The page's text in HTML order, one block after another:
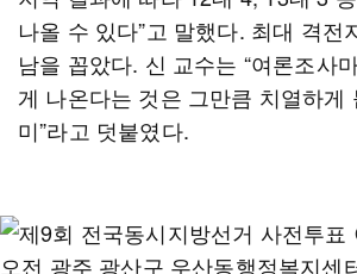
나올 수 있다”고 말했다. 최대 격전
남을 꼽았다. 신 교수는 “여론조사
게 나온다는 것은 그만큼 치열하게
미”라고 덧붙였다.